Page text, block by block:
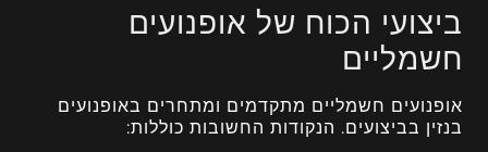
ביצועי הכוח של אופנועים
חשמליים
אופנועים חשמליים מתקדמים ומתחרים באופנועים
בנזין בביצועים. הנקודות החשובות כוללות: